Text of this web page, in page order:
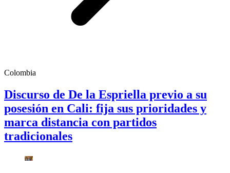
Colombia
Discurso de De la Espriella previo a su
posesión en Cali: fija sus prioridades y
marca distancia con partidos
tradicionales